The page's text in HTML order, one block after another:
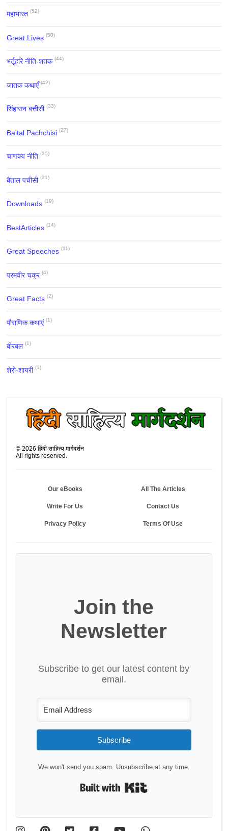
महाभारत (52)
Great Lives (50)
भर्तृहरि नीति-शतक (44)
जातक कथाएँ (42)
सिंहासन बत्तीसी (33)
Baital Pachchisi (27)
चाणक्य नीति (25)
बैताल पचीसी (21)
Downloads (19)
BestArticles (14)
Great Speeches (11)
परमवीर चक्र (4)
Great Facts (2)
पौराणिक कथाएं (1)
बीरबल (1)
शेरो-शायरी (1)
©2026 हिंदी साहित्य मार्गदर्शन
All rights reserved.
Our eBooks All The Articles
Write For Us Contact Us
Privacy Policy Terms Of Use
Join the
Newsletter
Subscribe to get our latest content by
email.
Subscribe
We won't send you spam. Unsubscribe at any time.